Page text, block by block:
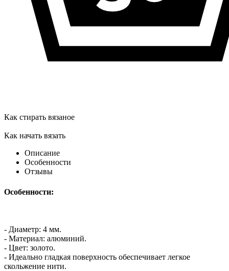
Как стирать вязаное
Как начать вязать
Описание
Особенности
Отзывы
Особенности:
- Диаметр: 4 мм.
- Материал: алюминий.
- Цвет: золото.
- Идеально гладкая поверхность обеспечивает легкое
скольжение нити.